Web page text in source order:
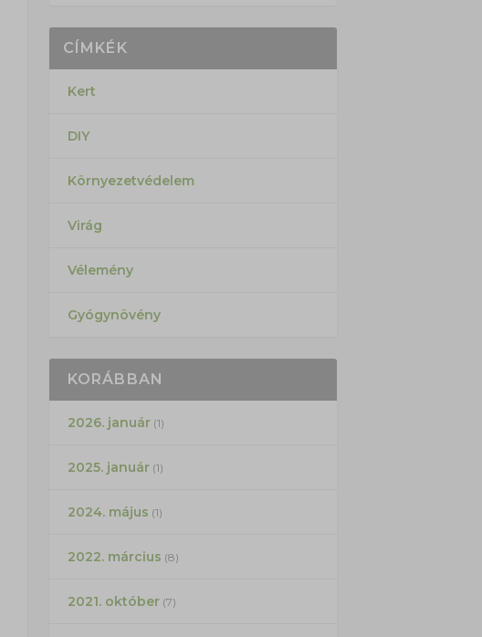
CÍMKÉK
Kert
DIY
Környezetvédelem
Virág
Vélemény
Gyógynövény
KORÁBBAN
2026. január(1)
2025. január(1)
2024. május (1)
2022. március (8)
2021. október(7)